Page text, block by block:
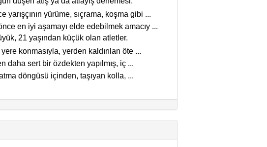
yarışçının yürüme, sıçrama, koşma gibi ...
en iyi aşamayı elde edebilmek amacıy ...
21 yaşından küçük olan atletler.
konmasıyla, yerden kaldırılan öte ...
daha sert bir özdekten yapılmış, iç ...
döngüsü içinden, taşıyan kolla, ...